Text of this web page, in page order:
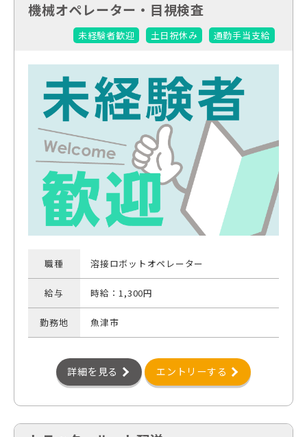
機械オペレーター・目視検査
未経験者歓迎 土日祝休み 通勤手当支給
職種 溶接ロボットオペレーター
給与 時給：1,300円
勤務地 魚津市
詳細を見る エントリーする